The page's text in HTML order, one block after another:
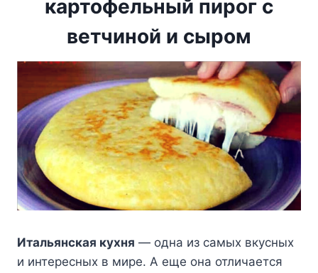
картофельный пирог с
ветчиной и сыром
Итальянская кухня — одна из самых вкусных
и интересных в мире. А еще она отличается